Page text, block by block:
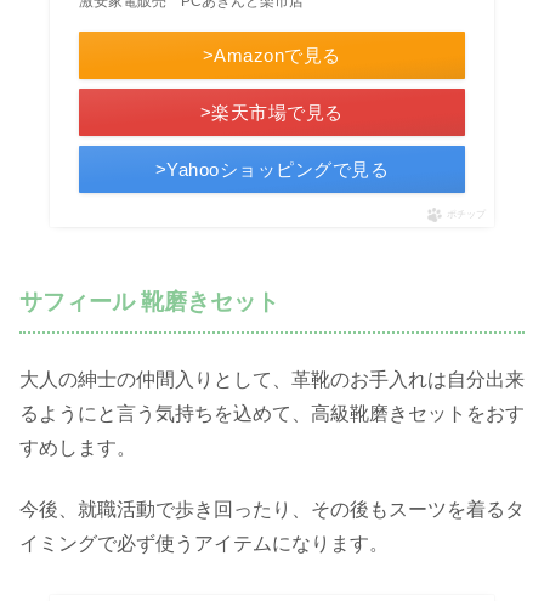
>Amazonで見る
>楽天市場で見る
>Yahooショッピングで見る
ポチップ
サフィール 靴磨きセット
大人の紳士の仲間入りとして、革靴のお手入れは自分出来
るようにと言う気持ちを込めて、高級靴磨きセットをおす
すめします。
今後、就職活動で歩き回ったり、その後もスーツを着るタ
イミングで必ず使うアイテムになります。